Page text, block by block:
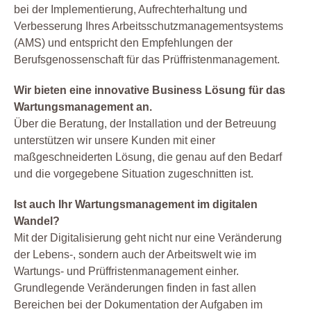
bei der Implementierung, Aufrechterhaltung und
Verbesserung Ihres Arbeitsschutzmanagementsystems
(AMS) und entspricht den Empfehlungen der
Berufsgenossenschaft für das Prüffristenmanagement.
Wir bieten eine innovative Business Lösung für das
Wartungsmanagement an.
Über die Beratung, der Installation und der Betreuung
unterstützen wir unsere Kunden mit einer
maßgeschneiderten Lösung, die genau auf den Bedarf
und die vorgegebene Situation zugeschnitten ist.
Ist auch Ihr Wartungsmanagement im digitalen
Wandel?
Mit der Digitalisierung geht nicht nur eine Veränderung
der Lebens-, sondern auch der Arbeitswelt wie im
Wartungs- und Prüffristenmanagement einher.
Grundlegende Veränderungen finden in fast allen
Bereichen bei der Dokumentation der Aufgaben im